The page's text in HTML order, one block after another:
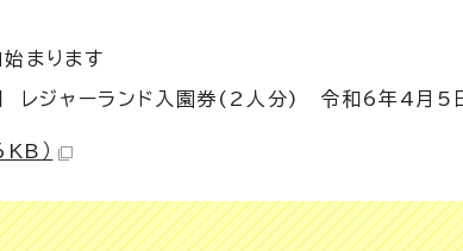
まります
レジャーランド入園券(2人分) 令和6年4月5日
）